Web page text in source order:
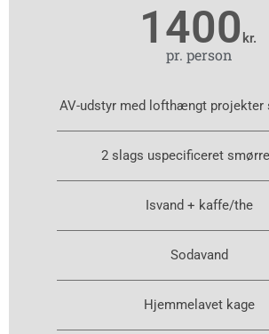
1400 kr.
pr. person
AV-udstyr med lofthængt projekter
2 slags uspecificeret
Isvand + kaffe/the
Sodavand
Hjemmelavet kage